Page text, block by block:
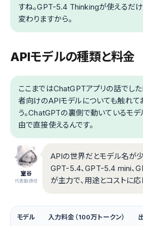
すね。GPT-5.4 Thinkingが使えるだ
変わりますから。
APIモデルの種類と料金
ここまではChatGPTアプリの話でした
者向けのAPIモデルについても触れて
う。ChatGPTの裏側で動いているモ
由で直接使えるんです。
室谷
代表取締役
APIの世界だとモデル名が少
GPT-5.4、GPT-5.4 mini、
が主力で、用途とコストに応
モデル 入力料金（100万トークン）